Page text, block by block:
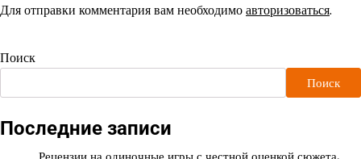
Для отправки комментария вам необходимоавторизоваться.
Поиск
Поиск
Последние записи